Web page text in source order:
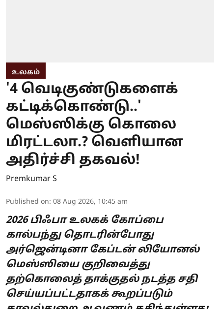
உலகம்
'4 வெடிகுண்டுகளைக்
கட்டிக்கொண்டு..'
மெஸ்ஸிக்கு கொலை
மிரட்டலா.? வெளியான
அதிர்ச்சி தகவல்!
Premkumar S
Published on: 08 Aug 2026, 10:45 am
2026 பிஃபா உலகக் கோப்பை
கால்பந்து தொடரின்போது
அர்ஜென்டினா கேப்டன் லியோனல்
மெஸ்ஸியை குறிவைத்து
தற்கொலைத் தாக்குதல் நடத்த சதி
செய்யப்பட்டதாகக் கூறப்படும்